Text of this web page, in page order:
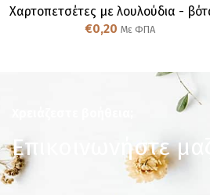
Χαρτοπετσέτες με λουλούδια -
€0,20 Με ΦΠΑ
Επικοινωνήστε